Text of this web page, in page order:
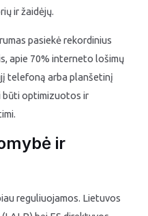
ir žaidėjų.
pasiekė rekordinius
apie 70% interneto lošimų
telefoną arba planšetinį
optimizuotos ir
ir
reguliuojamos. Lietuvos